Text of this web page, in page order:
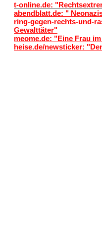
t-online.de:
abendblatt.de: "
ring-gegen-rechts-und-
Gewalttäter"
meome.de: "Eine Frau
heise.de/newsticker: